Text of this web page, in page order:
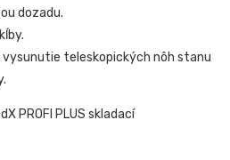
dozadu.
vysunutie teleskopických nôh stanu